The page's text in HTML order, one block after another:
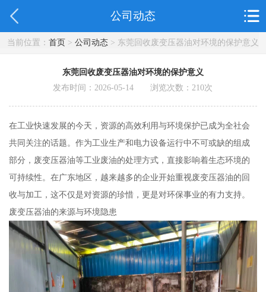
公司动态
当前位置： 首页> 公司动态> 东莞回收废变压器油对环境的保护意义
东莞回收废变压器油对环境的保护意义
发布时间：2026-05-14 浏览次数：210次
在工业快速发展的今天，资源的高效利用与环境保护已成为全社会
共同关注的话题。作为工业生产和电力设备运行中不可或缺的组成
部分，废变压器油等工业废油的处理方式，直接影响着生态环境的
可持续性。在广东地区，越来越多的企业开始重视废变压器油的回
收与加工，这不仅是对资源的珍惜，更是对环保事业的有力支持。
废变压器油的来源与环境隐患